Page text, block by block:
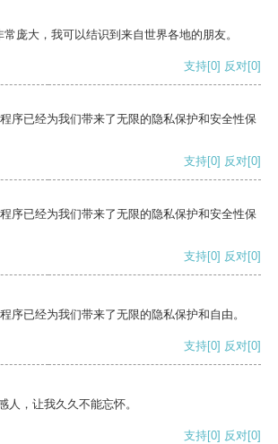
庞大，我可以结识到来自世界各地的朋友。
支持[0] 反对[0]
序已经为我们带来了无限的隐私保护和安全性保
支持[0] 反对[0]
序已经为我们带来了无限的隐私保护和安全性保
支持[0] 反对[0]
序已经为我们带来了无限的隐私保护和自由。
支持[0] 反对[0]
人，让我久久不能忘怀。
支持[0] 反对[0]